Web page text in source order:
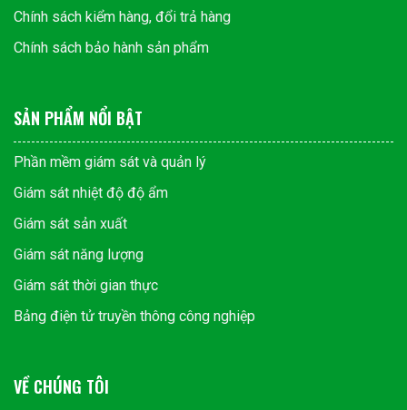
Chính sách kiểm hàng, đổi trả hàng
Chính sách bảo hành sản phẩm
SẢN PHẨM NỔI BẬT
Phần mềm giám sát và quản lý
Giám sát nhiệt độ độ ẩm
Giám sát sản xuất
Giám sát năng lượng
Giám sát thời gian thực
Bảng điện tử truyền thông công nghiệp
VỀ CHÚNG TÔI